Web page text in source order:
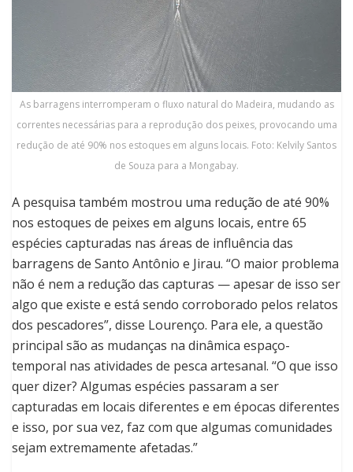
As barragens interromperam o fluxo natural do Madeira, mudando as
correntes necessárias para a reprodução dos peixes, provocando uma
redução de até 90% nos estoques em alguns locais. Foto: Kelvily Santos
de Souza para a Mongabay.
A pesquisa também mostrou uma redução de até 90%
nos estoques de peixes em alguns locais, entre 65
espécies capturadas nas áreas de influência das
barragens de Santo Antônio e Jirau. “O maior problema
não é nem a redução das capturas — apesar de isso ser
algo que existe e está sendo corroborado pelos relatos
dos pescadores”, disse Lourenço. Para ele, a questão
principal são as mudanças na dinâmica espaço-
temporal nas atividades de pesca artesanal. “O que isso
quer dizer? Algumas espécies passaram a ser
capturadas em locais diferentes e em épocas diferentes
e isso, por sua vez, faz com que algumas comunidades
sejam extremamente afetadas.”